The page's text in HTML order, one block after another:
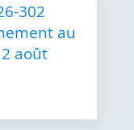
302
au
août